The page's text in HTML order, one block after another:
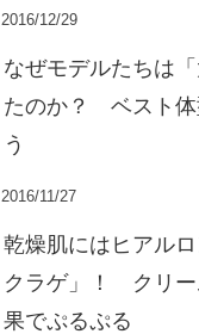
2016/12/29
なぜモデルたちは
たのか？ ベスト体
う
2016/11/27
乾燥肌にはヒアル
クラゲ」！ クリー
果でぷるぷる